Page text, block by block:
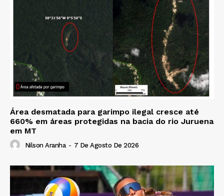
Área desmatada para garimpo ilegal cresce até
660% em áreas protegidas na bacia do rio Juruena
em MT
Nilson Aranha - 7 De Agosto De 2026